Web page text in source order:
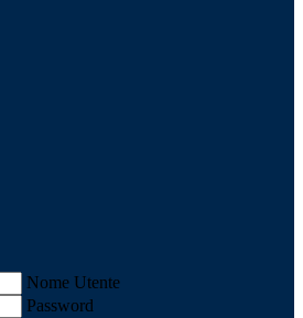
Nome Utente
Password